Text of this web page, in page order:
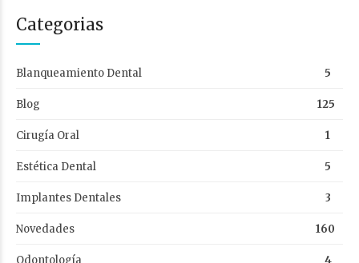
Categorias
Blanqueamiento Dental 5
Blog 125
Cirugía Oral 1
Estética Dental 5
Implantes Dentales 3
Novedades 160